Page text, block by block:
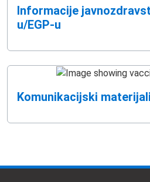
Informacije
u/EGP-u
Komunikacijski